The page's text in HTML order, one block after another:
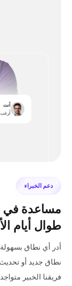
أنت
دعم الخبراء
مساعدة في
طوال أيام
فريقنا الخبير